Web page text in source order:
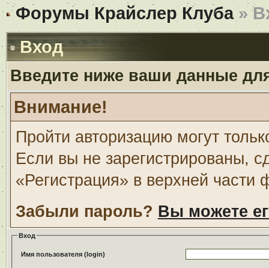
Форумы Крайслер Клуба»
Вход
Введите ниже ваши данные
Внимание!
Пройти авторизацию могут
Если вы не зарегистрированы,
«Регистрация» в верхней части
Забыли пароль? Вы можете
Вход
Имя пользователя (login)